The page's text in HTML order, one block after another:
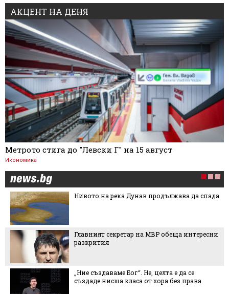
АКЦЕНТ НА ДЕНЯ
Метрото стига до "Левски Г" на 15 август
Икономика
Нивото на река Дунав продължава да спада
Главният секретар на МВР обеща интересни
разкрития
„Ние създаваме Бог“. Не, целта е да се
създаде нисша класа от хора без права